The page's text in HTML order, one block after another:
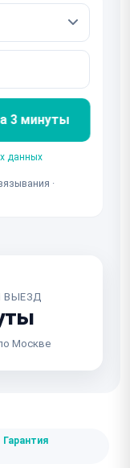
3 минуты
данных
·
Москве